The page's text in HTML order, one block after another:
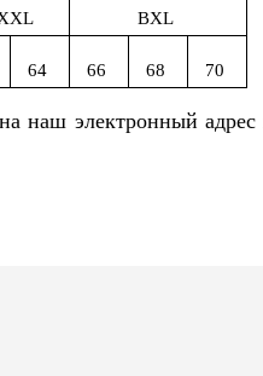
BXL
64 66 68 70
на наш электронный